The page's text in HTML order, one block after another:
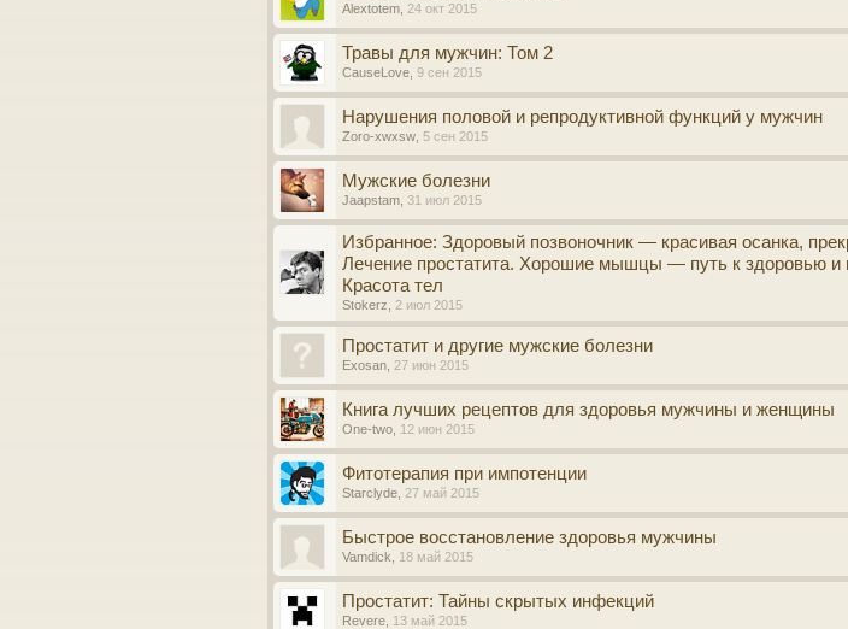
Alextotem 24 окт 2015
Травы для мужчин: Том 2
CauseLove 9 сен 2015
Нарушения половой и репродуктивной функций у мужчин
Zoro-xwxsw 5 сен 2015
Мужские болезни
Jaapstam 31 июл 2015
Избранное: Здоровый позвоночник — красивая осанка,
Лечение простатита. Хорошие мышцы — путь к здоровью и
Красота тел
Stokerz 2 июл 2015
Простатит и другие мужские болезни
Exosan 27 июн 2015
Книга лучших рецептов для здоровья мужчины и женщины
One-two 12 июн 2015
Фитотерапия при импотенции
Starclyde 27 май 2015
Быстрое восстановление здоровья мужчины
Vamdick 18 май 2015
Простатит: Тайны скрытых инфекций
Revere 13 май 2015